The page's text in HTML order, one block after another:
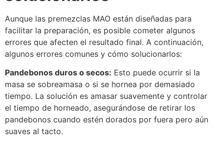
Aunque las premezclas MAO están diseñadas para
facilitar la preparación, es posible cometer algunos
errores que afecten el resultado final. A continuación,
algunos errores comunes y cómo solucionarlos:
Pandebonos duros o secos: Esto puede ocurrir si la
masa se sobreamasa o si se hornea por demasiado
tiempo. La solución es amasar suavemente y controlar
el tiempo de horneado, asegurándose de retirar los
pandebonos cuando estén dorados por fuera pero aún
suaves al tacto.